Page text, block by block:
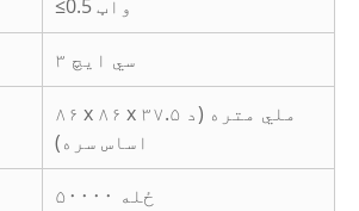
≤0.5 واټ
۳ سي ایچ
۸۶ x ۸۶ x ۳۷.۵ ملي متره (د
اساس سره)
۵۰۰۰۰ ځله